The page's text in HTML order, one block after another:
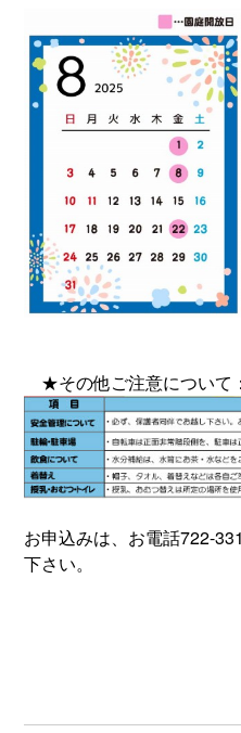
★その他ご注意について：
お申込みは、お電話722-
下さい。